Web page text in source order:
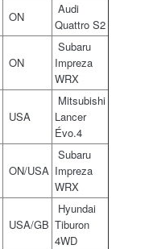
ON
Audi
Quattro S2
ON
Subaru
Impreza
WRX
USA
Mitsubishi
Lancer
Évo.4
ON/USA
Subaru
Impreza
WRX
USA/GB
Hyundai
Tiburon
4WD